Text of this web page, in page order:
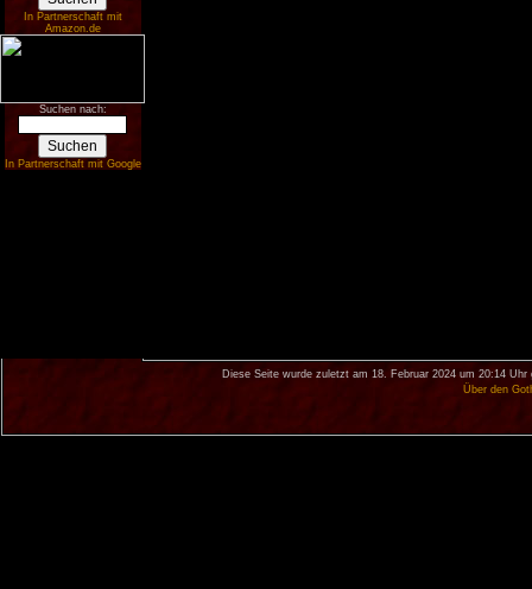
In Partnerschaft mit
Amazon.de
Suchen nach:
In Partnerschaft mit Google
Diese Seite wurde zuletzt am 18. Februar 2024 um 20:14 Uhr
Über den